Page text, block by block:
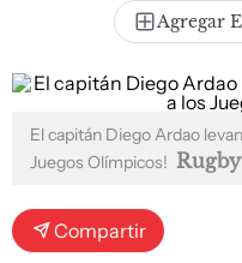
Agregar
El capitán Diego Ardao
Juegos Olímpicos!
Compartir